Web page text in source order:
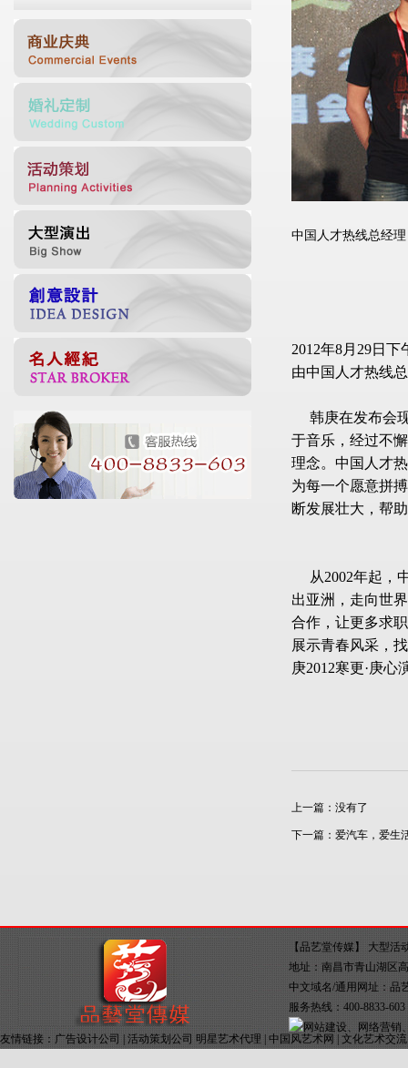
中国人才热线总经
2012年8月29日
由中国人才热线
韩庚在发布会现
于音乐，经过不
理念。中国人才
为每一个愿意拼
断发展壮大，帮
从2002年起，
出亚洲，走向世
合作，让更多求
展示青春风采，
庚2012寒更·庚
上一篇：没有了
下一篇： 爱汽车，爱生
【品艺堂传媒】
大型活
地址：南昌市青山湖区
中文域名/通用网址：品
服务热线：400-8833-
友情链接： 广告设计公司 活动策划公司 明星艺术代理 中国风艺术网 文化艺术交流